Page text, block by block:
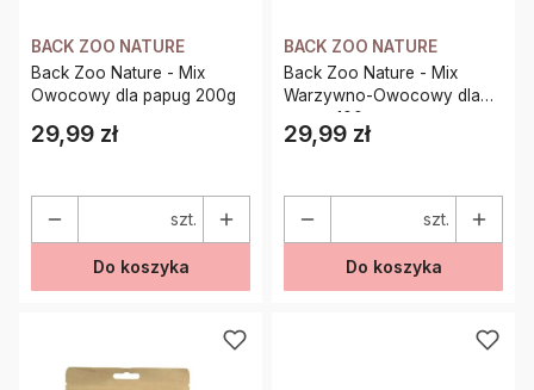
BACK ZOO NATURE
Back Zoo Nature - Mix
Owocowy dla papug 200g
Cena
29,99 zł
szt.
Do koszyka
BACK ZOO NATURE
Back Zoo Nature - Mix
Warzywno-Owocowy dla
papug 100g
Cena
29,99 zł
szt.
Do koszyka